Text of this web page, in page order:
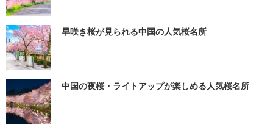
早咲き桜が見られる中国の人気桜名所
中国の夜桜・ライトアップが楽しめる人気桜名所